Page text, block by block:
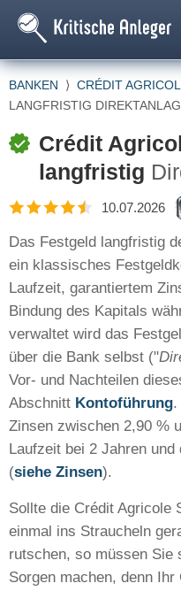
BANKEN ⟩ CRÉDIT
LANGFRISTIG
Crédit
langfristig
10.07.2026
Das Festgeld langfristig
ein klassisches
Laufzeit, garantiertem
Bindung des Kapitals
verwaltet wird das
über die Bank selbst ("
Vor- und Nachteilen
Abschnitt Kontoführung.
Zinsen zwischen 2,90 %
Laufzeit bei 2 Jahren
(siehe Zinsen).
Sollte die Crédit Agricole
einmal ins Straucheln
rutschen, so müssen Sie
Sorgen machen, denn